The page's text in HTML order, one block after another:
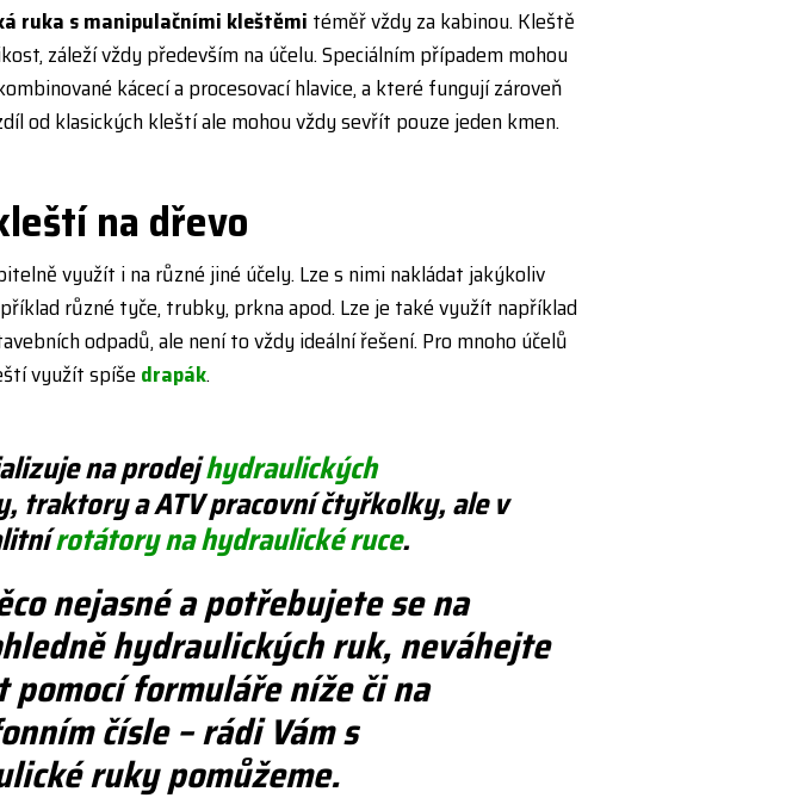
ruka s manipulačními kleštěmi téměř vždy za kabinou. Kleště
záleží vždy především na účelu. Speciálním případem mohou
kácecí a procesovací hlavice, a které fungují zároveň
od klasických kleští ale mohou vždy sevřít pouze jeden kmen.
na dřevo
využít i na různé jiné účely. Lze s nimi nakládat jakýkoliv
různé tyče, trubky, prkna apod. Lze je také využít například
odpadů, ale není to vždy ideální řešení. Pro mnoho účelů
využít spíše drapák.
na prodejhydraulických
traktory a ATV pracovní čtyřkolky, ale v
rotátory na hydraulické ruce.
nejasné a potřebujete se na
hydraulických ruk, neváhejte
formuláře níže či na
čísle – rádi Vám s
ruky pomůžeme.